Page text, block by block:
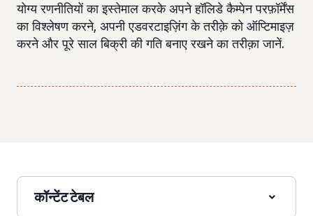
योग्य रणनीतियों का इस्तेमाल करके अपने हॉलिडे कैम्पेन परफ़ॉर्मेंस
का विश्लेषण करने, अपनी एडवरटाइज़िंग के तरीक़े को ऑप्टिमाइज़
करने और पूरे साल बिक्री की गति बनाए रखने का तरीक़ा जानें.
कॉन्टेंट टेबल